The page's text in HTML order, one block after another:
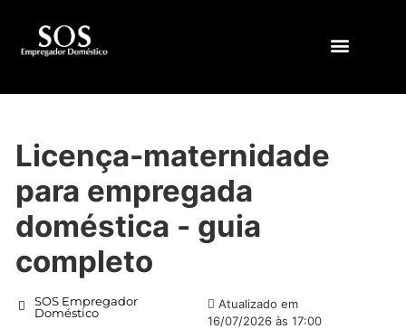
Licença-maternidade
para empregada
doméstica - guia
completo
SOS Empregador
Doméstico
Atualizado em
16/07/2026 às 17:00